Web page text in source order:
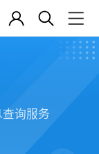
询服务